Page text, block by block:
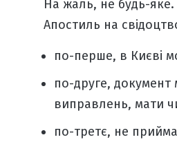
На жаль, не будь-
Апостиль на
по-перше, в Києві
по-друге,
виправлень, мати
по-третє, не